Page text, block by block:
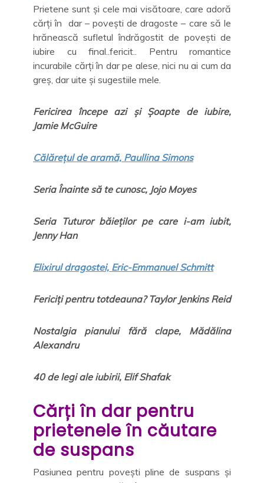
Prietene sunt și cele mai visătoare, care adoră
cărți în dar – povești de dragoste – care să le
hrănească sufletul îndrăgostit de povești de
iubire cu final..fericit.. Pentru romantice
incurabile cărți în dar pe alese, nici nu ai cum da
greș, dar uite și sugestiile mele.
Fericirea începe azi și Șoapte de iubire,
Jamie McGuire
Călărețul de aramă, Paullina Simons
Seria Înainte să te cunosc, Jojo Moyes
Seria Tuturor băieților pe care i-am iubit,
Jenny Han
Elixirul dragostei, Eric-Emmanuel Schmitt
Fericiți pentru totdeauna? Taylor Jenkins Reid
Nostalgia pianului fără clape, Mădălina
Alexandru
40 de legi ale iubirii, Elif Shafak
Cărți în dar pentru
prietenele în căutare
de suspans
Pasiunea pentru povești pline de suspans și